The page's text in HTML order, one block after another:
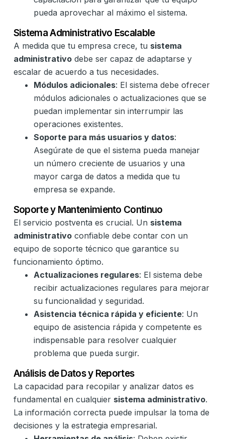
pueda aprovechar al máximo el sistema.
Sistema Administrativo Escalable
A medida que tu empresa crece, tu sistema
administrativodebe ser capaz de adaptarse y
escalar de acuerdo a tus necesidades.
Módulos adicionales: El sistema debe ofrecer
módulos adicionales o actualizaciones que se
puedan implementar sin interrumpir las
operaciones existentes.
Soporte para más usuarios y datos:
Asegúrate de que el sistema pueda manejar
un número creciente de usuarios y una
mayor carga de datos a medida que tu
empresa se expande.
Soporte y Mantenimiento Continuo
El servicio postventa es crucial. Un sistema
administrativoconfiable debe contar con un
equipo de soporte técnico que garantice su
funcionamiento óptimo.
Actualizaciones regulares: El sistema debe
recibir actualizaciones regulares para mejorar
su funcionalidad y seguridad.
Asistencia técnica rápida y eficiente: Un
equipo de asistencia rápida y competente es
indispensable para resolver cualquier
problema que pueda surgir.
Análisis de Datos y Reportes
La capacidad para recopilar y analizar datos es
fundamental en cualquier sistema administrativo.
La información correcta puede impulsar la toma de
decisiones y la estrategia empresarial.